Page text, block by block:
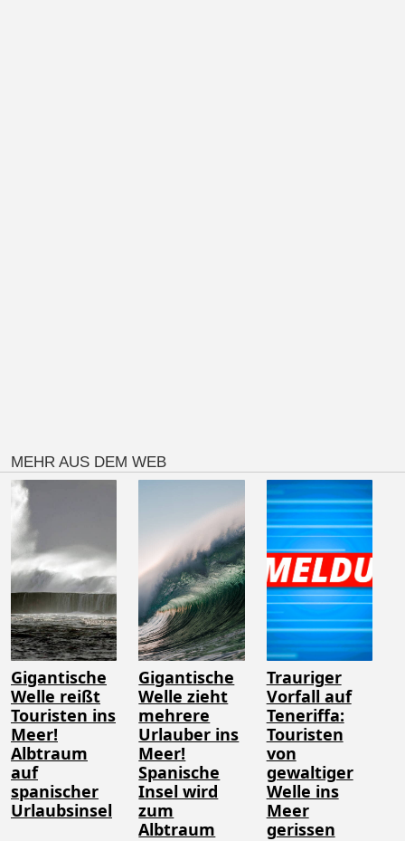
MEHR AUS DEM WEB
Gigantische
Welle reißt
Touristen ins
Meer!
Albtraum
auf
spanischer
Urlaubsinsel
Gigantische
Welle zieht
mehrere
Urlauber ins
Meer!
Spanische
Insel wird
zum
Albtraum
Trauriger
Vorfall auf
Teneriffa:
Touristen
von
gewaltiger
Welle ins
Meer
gerissen